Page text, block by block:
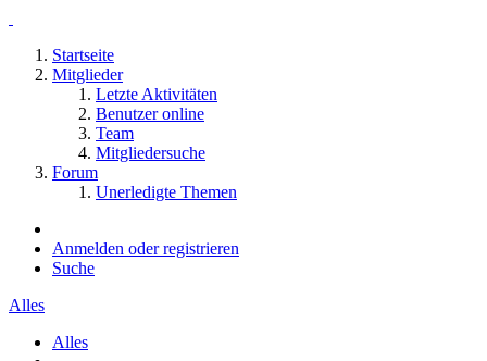
Startseite
Mitglieder
Letzte Aktivitäten
Benutzer online
Team
Mitgliedersuche
Forum
Unerledigte Themen
Anmelden oder registrieren
Suche
Alles
Alles